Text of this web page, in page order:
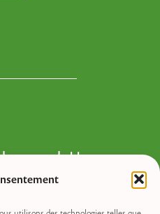
la newsletter :